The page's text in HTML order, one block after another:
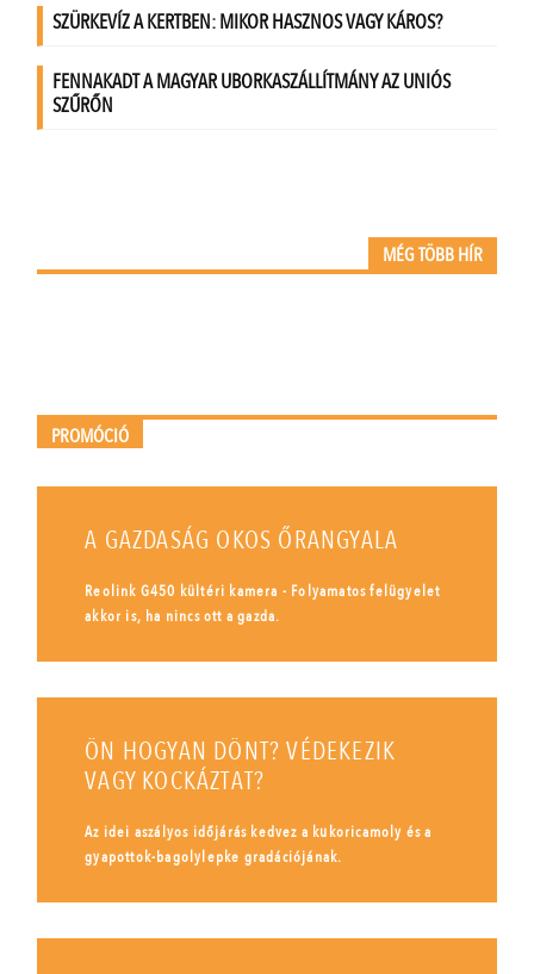
MÉG TÖBB HÍR
PROMÓCIÓ
A GAZDASÁG OKOS ŐRANGYALA
Reolink G450 kültéri kamera - Folyamatos felügyelet
akkor is, ha nincs ott a gazda.
ÖN HOGYAN DÖNT? VÉDEKEZIK
VAGY KOCKÁZTAT?
Az idei aszályos időjárás kedvez a kukoricamoly és a
gyapottok-bagolylepke gradációjának.